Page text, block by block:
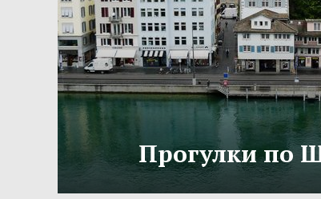
Прогулки по